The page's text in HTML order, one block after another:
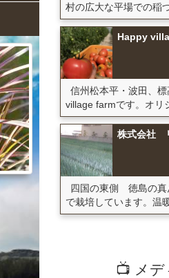
村の広大な平場での稲
Happy
信州松本平・波田、
village farmです。オリ
株式会社
四国の東側 徳島の
で栽培しています。温
📺 メデ